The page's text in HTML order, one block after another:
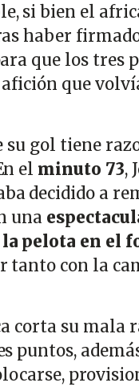
si bien el
haber
que los tres
que
gol tiene
el minuto 73,
decidido a
una
pelota en el
con la
corta su mala
puntos,